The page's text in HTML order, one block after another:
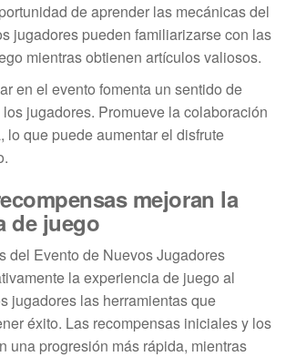
de aprender las mecánicas del
jugadores pueden familiarizarse con las
mientras obtienen artículos valiosos.
en el evento fomenta un sentido de
jugadores. Promueve la colaboración
lo que puede aumentar el disfrute
mejoran la
de juego
del Evento de Nuevos Jugadores
la experiencia de juego al
jugadores las herramientas que
éxito. Las recompensas iniciales y los
una progresión más rápida, mientras